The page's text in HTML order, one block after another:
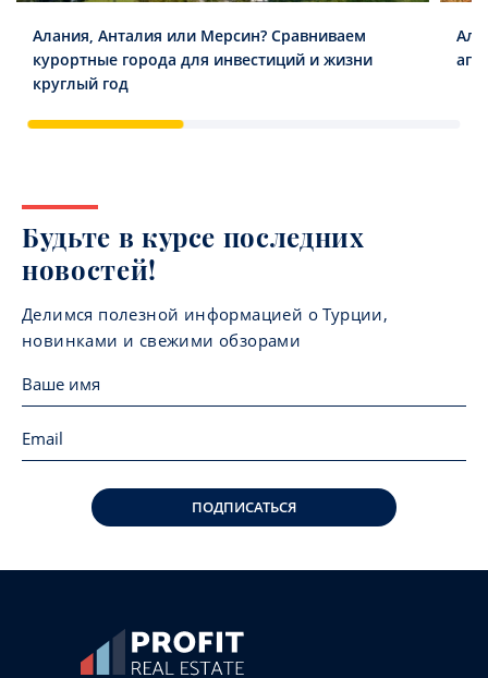
Алания, Анталия или Мерсин? Сравниваем
курортные города для инвестиций и жизни
круглый год
Будьте в курсе последних
новостей!
Делимся полезной информацией о Турции,
новинками и свежими обзорами
ПОДПИСАТЬСЯ